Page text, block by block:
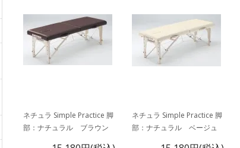
ネチュラ Simple Practice 脚
部：ナチュラル ブラウン
ネチュラ Simple Practice 脚
部：ナチュラル ベージュ